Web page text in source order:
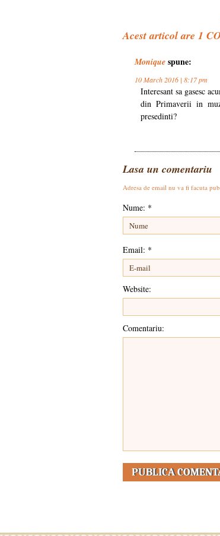
Acest articol are 1
Monique spune:
10 March 2016 | 8:17 pm
Interesant sa gasesc
din Primaverii in
presedinti?
Lasa un comentariu
Adresa de email nu va fi facuta
Nume: *
Email: *
Website:
Comentariu: